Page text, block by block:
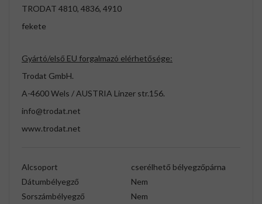
TRODAT 4810, 4836, 4910
fekete
Gyártó/első EU forgalmazó elérhetősége:
Trodat GmbH.
A-4600 Wels / AUSTRIA Linzer str.156.
info@trodat.net
www.trodat.net
Alcsoport
cserélhető bélyegzőpárna
Dátumbélyegző
Nem
Sorszámbélyegző
Nem